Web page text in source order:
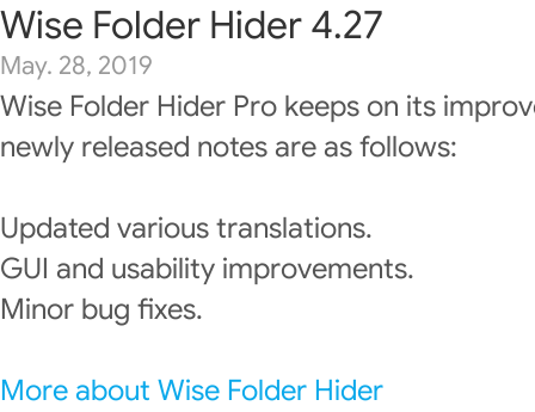
Wise Folder Hider 4.27
May. 28, 2019
Wise Folder Hider Pro keeps on its
newly released notes are as follows:
Updated various translations.
GUI and usability improvements.
Minor bug fixes.
More about Wise Folder Hider